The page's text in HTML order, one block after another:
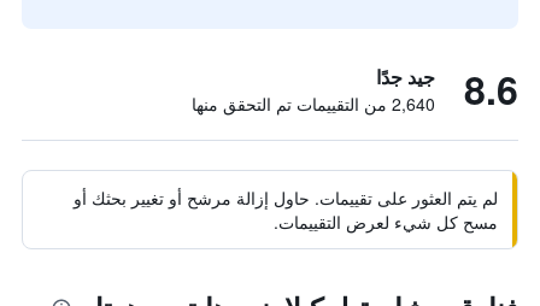
8.6 جيد جدًا
2,640 من التقييمات تم التحقق منها
لم يتم العثور على تقييمات. حاول إزالة مرشح أو تغيير بحثك أو
مسح كل شيء لعرض التقييمات.